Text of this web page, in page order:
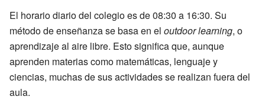
El horario diario del colegio es de 08:30 a 16:30. Su
método de enseñanza se basa en el outdoor learning, o
aprendizaje al aire libre. Esto significa que, aunque
aprenden materias como matemáticas, lenguaje y
ciencias, muchas de sus actividades se realizan fuera del
aula.